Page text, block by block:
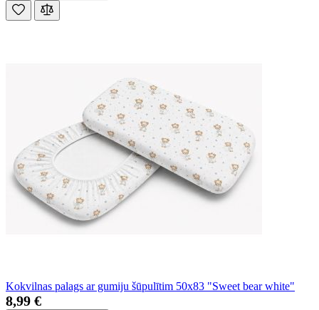
Kokvilnas palags ar gumiju šūpulītim 50x83 "Sweet bear white"
8,99 €